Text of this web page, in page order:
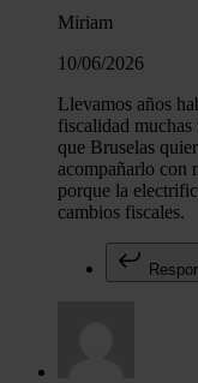
Miriam
10/06/2026
Llevamos años
fiscalidad
que Bruselas
acompañarlo con
porque la
cambios fiscales.